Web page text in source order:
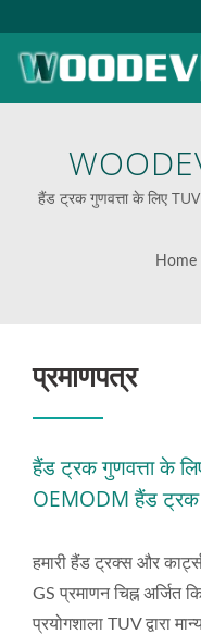
गाड़ियों ने
परीक्षण
मान्यता
ट्रक्स और
अपने
हैंड ट्रक गुणवत्ता के लिए
सप्लायर कस्टमाइज हैंड
Home
प्रमाणपत्र
हैंड ट्रक गुणवत्ता के
OEMODM हैंड ट्रक
हमारी हैंड ट्रक्स और कार्ट्स
GS प्रमाणन चिह्न अर्जित
प्रयोगशाला TUV द्वारा